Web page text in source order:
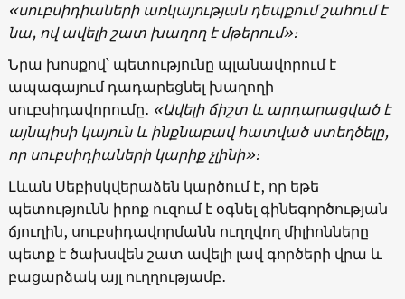
«սուբսիդիաների առկայության դեպքում շահում է
նա, ով ավելի շատ խաղող է մթերում»։
Նրա խոսքով՝ պետությունը պլանավորում է
ապագայում դադարեցնել խաղողի
սուբսիդավորումը․ «Ավելի ճիշտ և արդարացված է
այնպիսի կայուն և ինքնաբավ հատված ստեղծելը,
որ սուբսիդիաների կարիք չլինի»։
Լևան Սեբիսկվերաձեն կարծում է, որ եթե
պետությունն իրոք ուզում է օգնել գինեգործության
ճյուղին, սուբսիդավորմանն ուղղվող միլիոնները
պետք է ծախսվեն շատ ավելի լավ գործերի վրա և
բացարձակ այլ ուղղությամբ․